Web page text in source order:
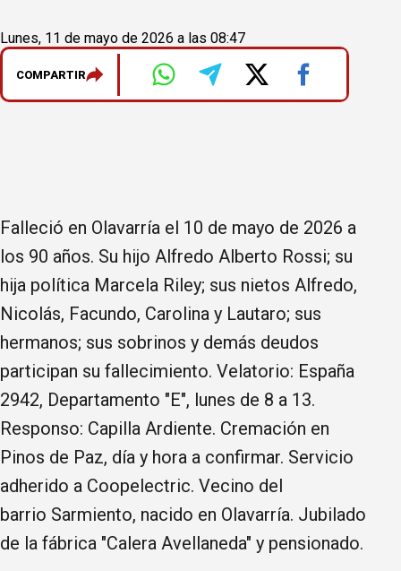
Lunes, 11 de mayo de 2026 a las 08:47
COMPARTIR
Falleció en Olavarría el 10 de mayo de 2026 a
los 90 años. Su hijo Alfredo Alberto Rossi; su
hija política Marcela Riley; sus nietos Alfredo,
Nicolás, Facundo, Carolina y Lautaro; sus
hermanos; sus sobrinos y demás deudos
participan su fallecimiento. Velatorio: España
2942, Departamento "E", lunes de 8 a 13.
Responso: Capilla Ardiente. Cremación en
Pinos de Paz, día y hora a confirmar. Servicio
adherido a Coopelectric. Vecino del
barrio Sarmiento, nacido en Olavarría. Jubilado
de la fábrica "Calera Avellaneda" y pensionado.